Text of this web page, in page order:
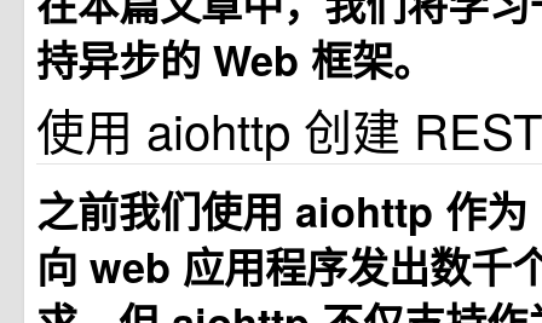
持异步的 Web 框架。
使用 aiohttp 创建
之前我们使用 aiohttp 作为
向 web 应用程序发出数千